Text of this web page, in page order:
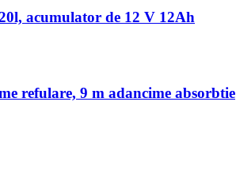
acumulator de 12 V 12Ah
refulare, 9 m adancime absorbtie